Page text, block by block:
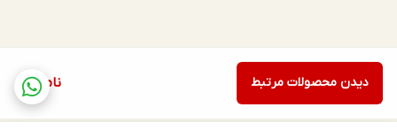
ناموجود دیدن محصولات مرتبط